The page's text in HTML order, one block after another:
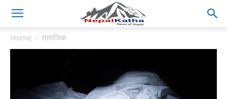
Home सामाजिक